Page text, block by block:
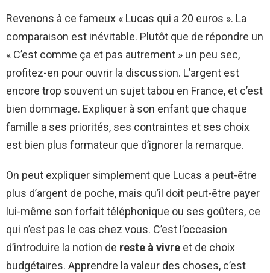
Revenons à ce fameux « Lucas qui a 20 euros ». La
comparaison est inévitable. Plutôt que de répondre un
« C’est comme ça et pas autrement » un peu sec,
profitez-en pour ouvrir la discussion. L’argent est
encore trop souvent un sujet tabou en France, et c’est
bien dommage. Expliquer à son enfant que chaque
famille a ses priorités, ses contraintes et ses choix
est bien plus formateur que d’ignorer la remarque.
On peut expliquer simplement que Lucas a peut-être
plus d’argent de poche, mais qu’il doit peut-être payer
lui-même son forfait téléphonique ou ses goûters, ce
qui n’est pas le cas chez vous. C’est l’occasion
d’introduire la notion de reste à vivre et de choix
budgétaires. Apprendre la valeur des choses, c’est